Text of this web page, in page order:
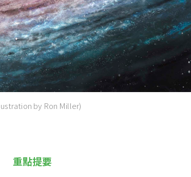
by Ron Miller)
重點提要